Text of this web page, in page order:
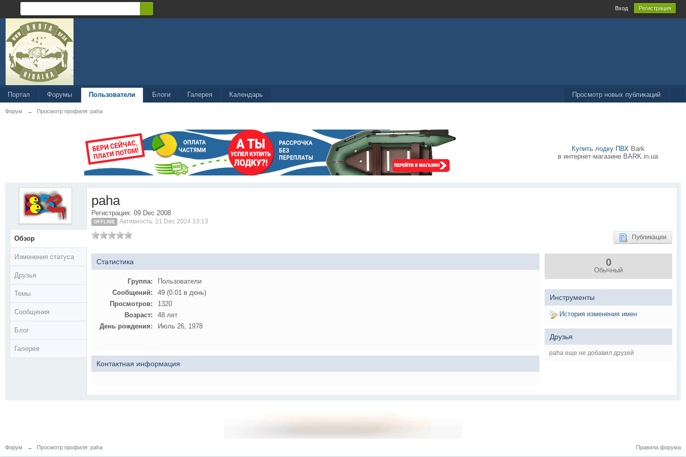
Вход Регистрация
Просмотр новых публикаций
Портал Форумы Пользователи Блоги Галерея Календарь
Форум → Просмотр профиля: paha
Купить лодку ПВХBark
в интернет-магазине BARK.in.ua
Обзор
Изменения статуса
Друзья
Темы
Сообщения
Блог
Галерея
paha
Регистрация: 09 Dec 2008
OFFLINE Активность: 21 Dec 2024 13:13
Публикации
Статистика
Группа:
Пользователи
Сообщений:
49 (0.01 в день)
Просмотров:
1320
Возраст:
48 лет
День рождения:
Июль 26, 1978
Контактная информация
0
Обычный
Инструменты
История изменения имен
Друзья
paha еще не добавил друзей
Форум → Просмотр профиля: paha Правила форума